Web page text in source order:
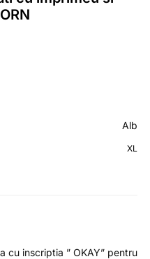
Alb
XL
cu inscriptia ” OKAY” pentru